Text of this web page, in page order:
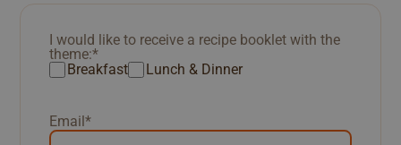
I would like to receive a recipe booklet with the
theme:*
Breakfast
Lunch & Dinner
Email *